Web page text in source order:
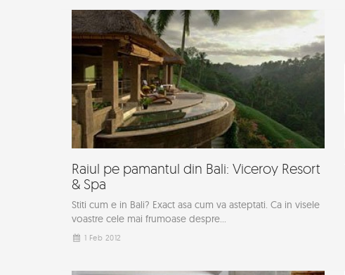
Raiul pe pamantul din Bali: Viceroy Resort
& Spa
Stiti cum e in Bali? Exact asa cum va asteptati. Ca in visele
voastre cele mai frumoase despre...
1 Feb 2012